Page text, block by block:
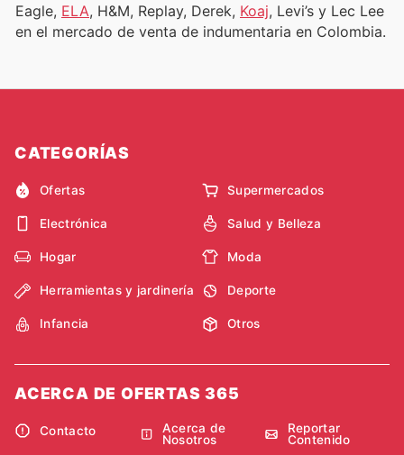
Eagle, ELA, H&M, Replay, Derek, Koaj, Levi’s y Lec Lee
en el mercado de venta de indumentaria en Colombia.
CATEGORÍAS
Ofertas Supermercados
Electrónica Salud y Belleza
Hogar Moda
Herramientas y jardinería Deporte
Infancia Otros
ACERCA DE OFERTAS 365
Contacto
Acerca de
Nosotros
Reportar
Contenido